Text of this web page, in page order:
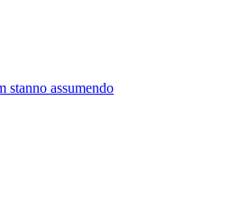
stanno assumendo